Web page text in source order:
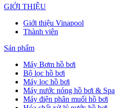
GIỚI THIỆU
Giới thiệu Vinapool
Thành viên
Sản phẩm
Máy Bơm hồ bơi
Bộ lọc hồ bơi
Máy lọc hồ bơi
Máy nước nóng hồ bơi & Spa
Máy điện phân muối hồ bơi